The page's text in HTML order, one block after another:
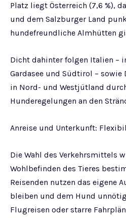
Platz liegt Österreich (7,6 %),
und dem Salzburger Land
hundefreundliche Almhütten
Dicht dahinter folgen Italien –
Gardasee und Südtirol – sowie
in Nord- und Westjütland
Hunderegelungen an den
Anreise und Unterkunft:
Die Wahl des Verkehrsmittels
Wohlbefinden des Tieres
Reisenden nutzen das eigene
bleiben und dem Hund
Flugreisen oder starre